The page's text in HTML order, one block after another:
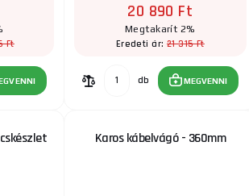
Ft
20 890 Ft
Megtakarít 2%
Eredeti ár: 21 315 Ft
db MEGVENNI
Karos kábelvágó - 360mm